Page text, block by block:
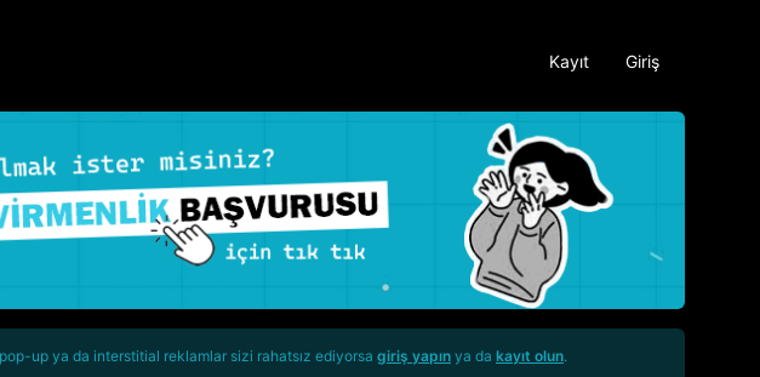
Kayıt Giriş
up ya da interstitial reklamlar sizi rahatsız ediyorsa giriş yapın ya da kayıt olun.